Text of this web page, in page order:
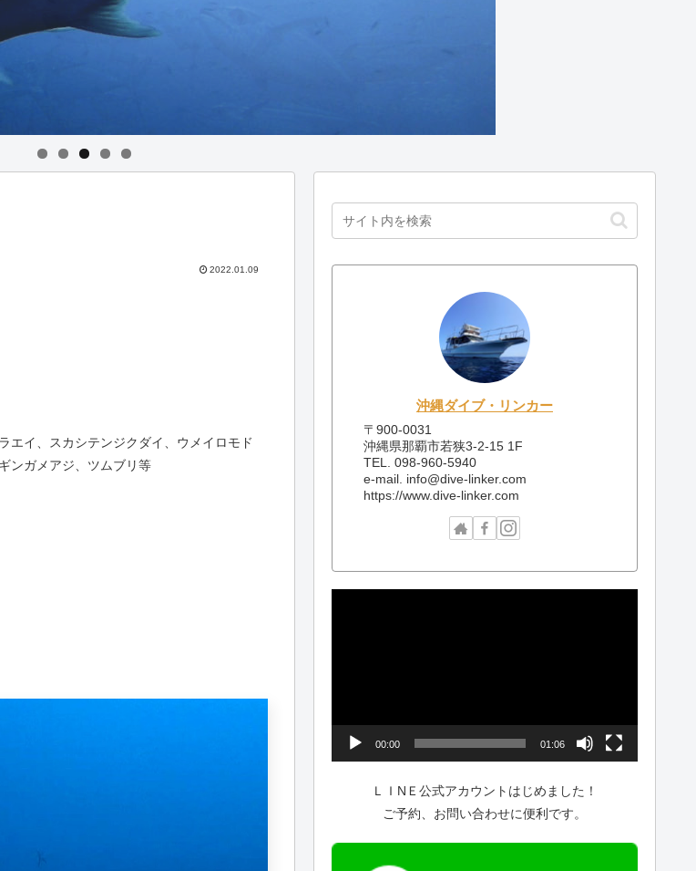
2022.01.09
エイ、スカシテンジクダイ、ウメイロモド
ンガメアジ、ツムブリ等
沖縄ダイブ・リンカー
〒900-0031
沖縄県那覇市若狭3-2-15 1F
TEL. 098-960-5940
e-mail. info@dive-linker.com
https://www.dive-linker.com
00:00 01:06
ＬＩNＥ公式アカウントはじめました！
ご予約、お問い合わせに便利です。